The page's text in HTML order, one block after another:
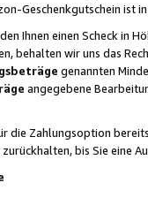
Geschenkgutschein ist
Ihnen einen Scheck in
behalten wir uns das
genannten
angegebene
die Zahlungsoption
bis Sie